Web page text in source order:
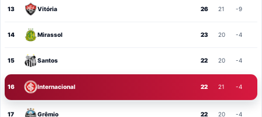
13 Vitória 26 21 -9
14 Mirassol 23 20 -4
15 Santos 22 20 -4
16 Internacional 22 21 -4
17 Grêmio 22 20 -4